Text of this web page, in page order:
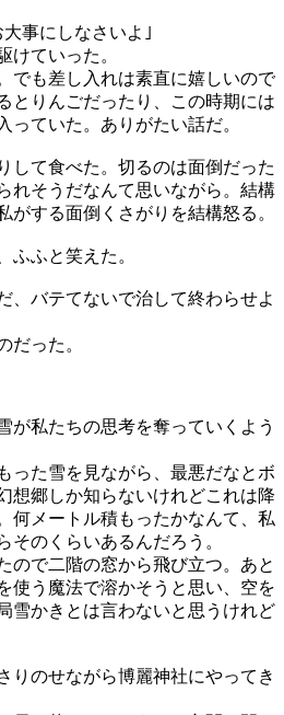
事にしなさいよ｣
ていった。
でも差し入れは素直に嬉しいので
とりんごだったり、この時期には
っていた。ありがたい話だ。
て食べた。切るのは面倒だった
れそうだなんて思いながら。結構
がする面倒くさがりを結構怒る。
ふと笑えた。
バテてないで治して終わらせよ
った。
私たちの思考を奪っていくよう
った雪を見ながら、最悪だなとボ
想郷しか知らないけれどこれは降
何メートル積もったかなんて、私
そのくらいあるんだろう。
で二階の窓から飛び立つ。あと
使う魔法で溶かそうと思い、空を
雪かきとは言わないと思うけれど
のせながら博麗神社にやってき